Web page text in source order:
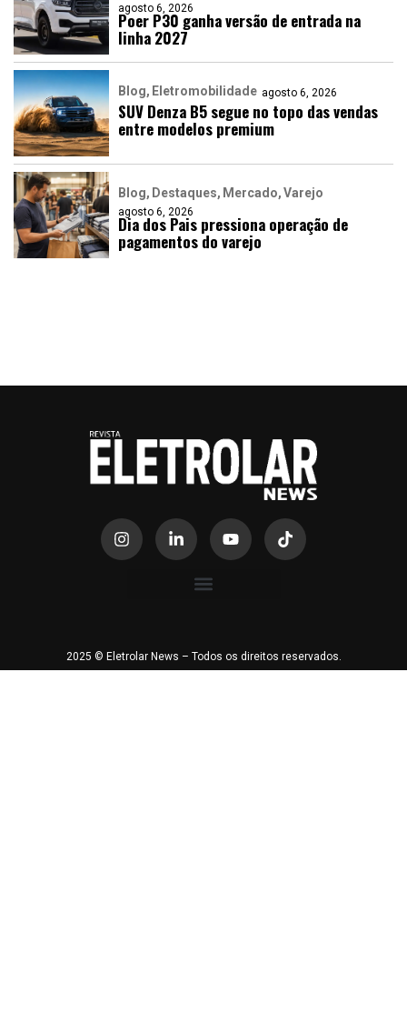
agosto 6, 2026
Poer P30 ganha versão de entrada na
linha 2027
Blog Eletromobilidade agosto 6, 2026
SUV Denza B5 segue no topo das vendas
entre modelos premium
Blog Destaques Mercado Varejo
agosto 6, 2026
Dia dos Pais pressiona operação de
pagamentos do varejo
2025 © Eletrolar News – Todos os direitos reservados.